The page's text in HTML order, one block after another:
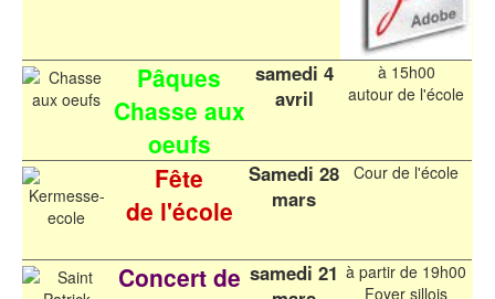
Pâques
Chasse aux
oeufs
samedi 4
avril
à 15h00
autour de l'école
Fête
de l'école
Samedi 28
mars
Cour de l'école
Concert de samedi 21 à partir de 19h00
Foyer sillois